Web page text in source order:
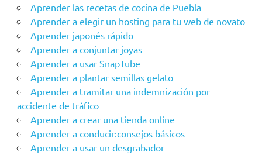
Aprender las recetas de cocina de Puebla
Aprender a elegir un hosting para tu web de novato
Aprender japonés rápido
Aprender a conjuntar joyas
Aprender a usar SnapTube
Aprender a plantar semillas gelato
Aprender a tramitar una indemnización por
accidente de tráfico
Aprender a crear una tienda online
Aprender a conducir:consejos básicos
Aprender a usar un desgrabador